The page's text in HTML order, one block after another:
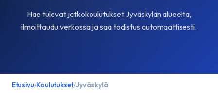
Hae tulevat jatkokoulutukset Jyväskylän alueelta,
ilmoittaudu verkossa ja saa todistus automaattisesti.
Etusivu/Koulutukset/Jyväskylä